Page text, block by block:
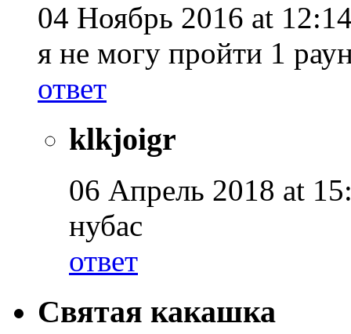
04 Ноябрь 2016 at
я не могу пройти 1
ответ
klkjoigr
06 Апрель 2018 at
нубас
ответ
Святая какашка